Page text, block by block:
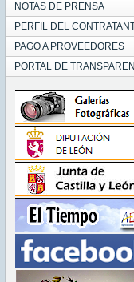
NOTAS DE PRENSA
PERFIL DEL
PAGO A PROVEEDORES
PORTAL DE